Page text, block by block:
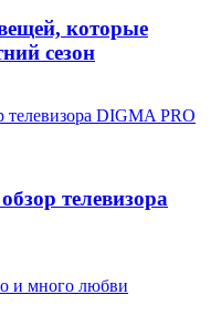
которые
сезон
телевизора